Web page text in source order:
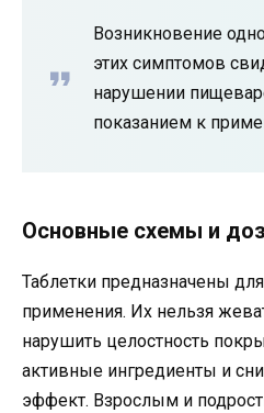
Возникновение
этих симптомов
нарушении
показанием к
Основные схемы и
Таблетки предназначены
применения. Их нельзя
нарушить целостность
активные ингредиенты и
эффект. Взрослым и